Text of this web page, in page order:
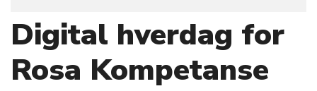
STÅ OPP FOR RETTEN TIL Å VÆRE FRI
Digital hverdag for
Rosa Kompetanse